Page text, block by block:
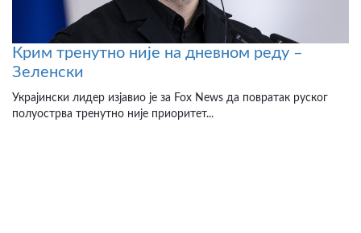
Крим тренутно није на дневном реду –
Зеленски
Украјински лидер изјавио је за Fox News да повратак руског
полуострва тренутно није приоритет...